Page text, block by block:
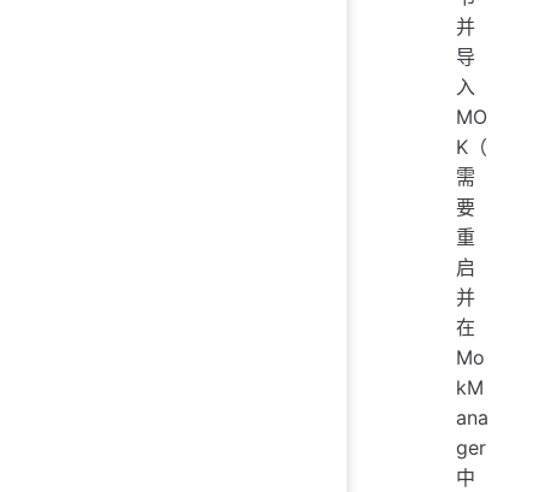
并
导
入
MO
K（
需
要
重
启
并
在
Mo
kM
ana
ger
中